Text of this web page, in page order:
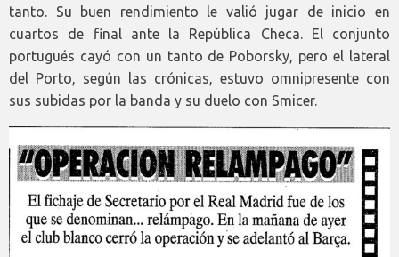
tanto. Su buen rendimiento le valió jugar de inicio en
cuartos de final ante la República Checa. El conjunto
portugués cayó con un tanto de Poborsky, pero el lateral
del Porto, según las crónicas, estuvo omnipresente con
sus subidas por la banda y su duelo con Smicer.